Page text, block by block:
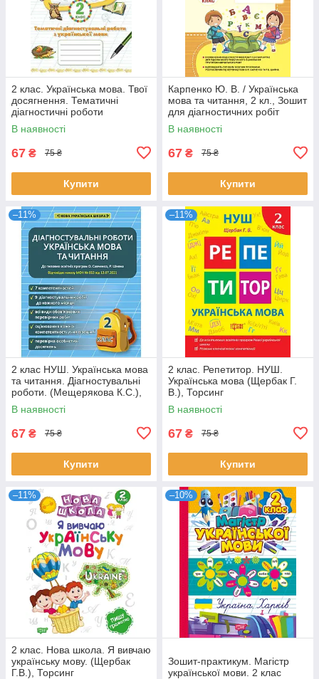
2 клас. Українська мова. Твої
досягнення. Тематичні
діагностичні роботи
(Пономарьова К.І.), Оріон
2025
В наявності
67 ₴ 75 ₴
Купити
Карпенко Ю. В. / Українська
мова та читання, 2 кл., Зошит
для діагностичних робіт
(2026)
В наявності
67 ₴ 75 ₴
Купити
–11%
2 клас НУШ. Українська мова
та читання. Діагностувальні
роботи. (Мещерякова К.С.),
Весна
В наявності
67 ₴ 75 ₴
Купити
–11%
2 клас. Репетитор. НУШ.
Українська мова (Щербак Г.
В.), Торсинг
В наявності
67 ₴ 75 ₴
Купити
–11%
2 клас. Нова школа. Я вивчаю
українську мову. (Щербак
Г.В.), Торсинг
–10%
Зошит-практикум. Магістр
української мови. 2 клас